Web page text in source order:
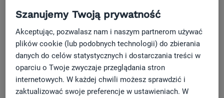
ZnanyLekarz.pl!
Imię*
Szanujemy Twoją prywatność
Akceptując, pozwalasz nam i naszym partnerom używać
plików cookie (lub podobnych technologii) do zbierania
danych do celów statystycznych i dostarczania treści w
oparciu o Twoje zwyczaje przeglądania stron
internetowych. W każdej chwili możesz sprawdzić i
zaktualizować swoje preferencje w ustawieniach. W